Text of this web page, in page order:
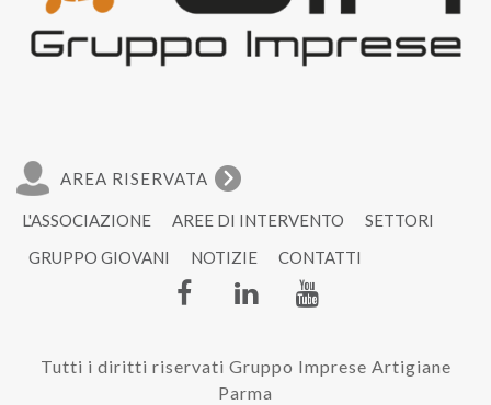
AREA RISERVATA
L'ASSOCIAZIONE AREE DI INTERVENTO
SETTORI
GRUPPO GIOVANI
NOTIZIE CONTATTI
Tutti i diritti riservati Gruppo Imprese Artigiane
Parma